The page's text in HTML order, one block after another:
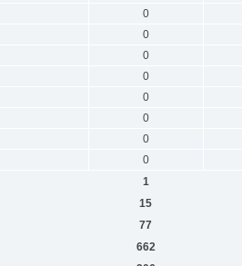
0
0
0
0
0
0
0
0
1
15
77
662